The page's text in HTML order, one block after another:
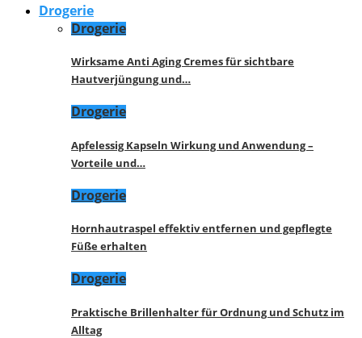
Drogerie
Drogerie
Wirksame Anti Aging Cremes für sichtbare
Hautverjüngung und…
Drogerie
Apfelessig Kapseln Wirkung und Anwendung –
Vorteile und…
Drogerie
Hornhautraspel effektiv entfernen und gepflegte
Füße erhalten
Drogerie
Praktische Brillenhalter für Ordnung und Schutz im
Alltag